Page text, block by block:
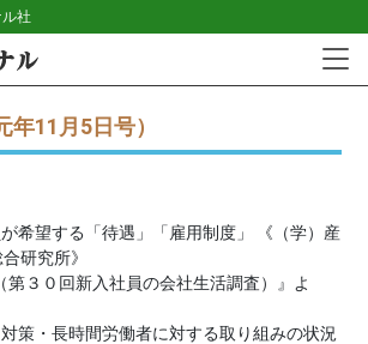
社
年11月5日号）
希望する「待遇」「雇用制度」 《（学）産
研究所》
第３０回新入社員の会社生活調査）』よ
策・長時間労働者に対する取り組みの状況